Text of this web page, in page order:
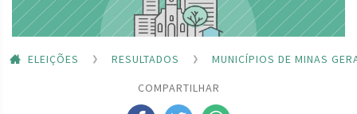
ELEIÇÕES RESULTADOS
MUNICÍPIOS DE MINAS
COMPARTILHAR